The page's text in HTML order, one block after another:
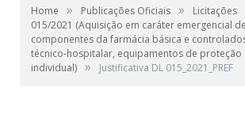
Home » Publicações Oficiais » Licitações
015/2021 (Aquisição em caráter emergencial
componentes da farmácia básica e
técnico-hospitalar, equipamentos de proteção
individual) » Justificativa DL 015_2021_PREF